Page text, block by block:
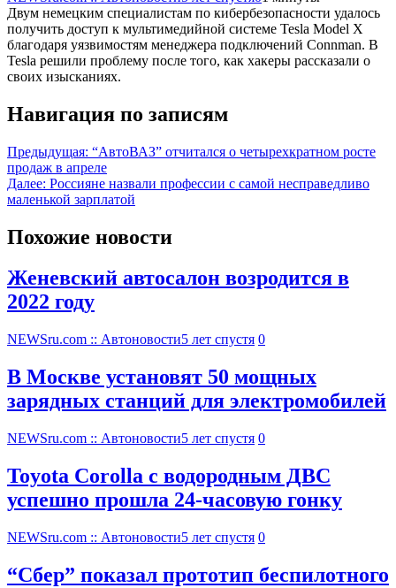
Двум немецким специалистам по кибербезопасности удалось
получить доступ к мультимедийной системе Tesla Model X
благодаря уязвимостям менеджера подключений Connman. В
Tesla решили проблему после того, как хакеры рассказали о
своих изысканиях.
Навигация по записям
Предыдущая: “АвтоВАЗ” отчитался о четырехкратном росте
продаж в апреле
Далее: Россияне назвали профессии с самой несправедливо
маленькой зарплатой
Похожие новости
Женевский автосалон возродится в
2022 году
NEWSru.com :: Автоновости5 лет спустя 0
В Москве установят 50 мощных
зарядных станций для электромобилей
NEWSru.com :: Автоновости5 лет спустя 0
Toyota Corolla с водородным ДВС
успешно прошла 24-часовую гонку
NEWSru.com :: Автоновости5 лет спустя 0
“Сбер” показал прототип беспилотного